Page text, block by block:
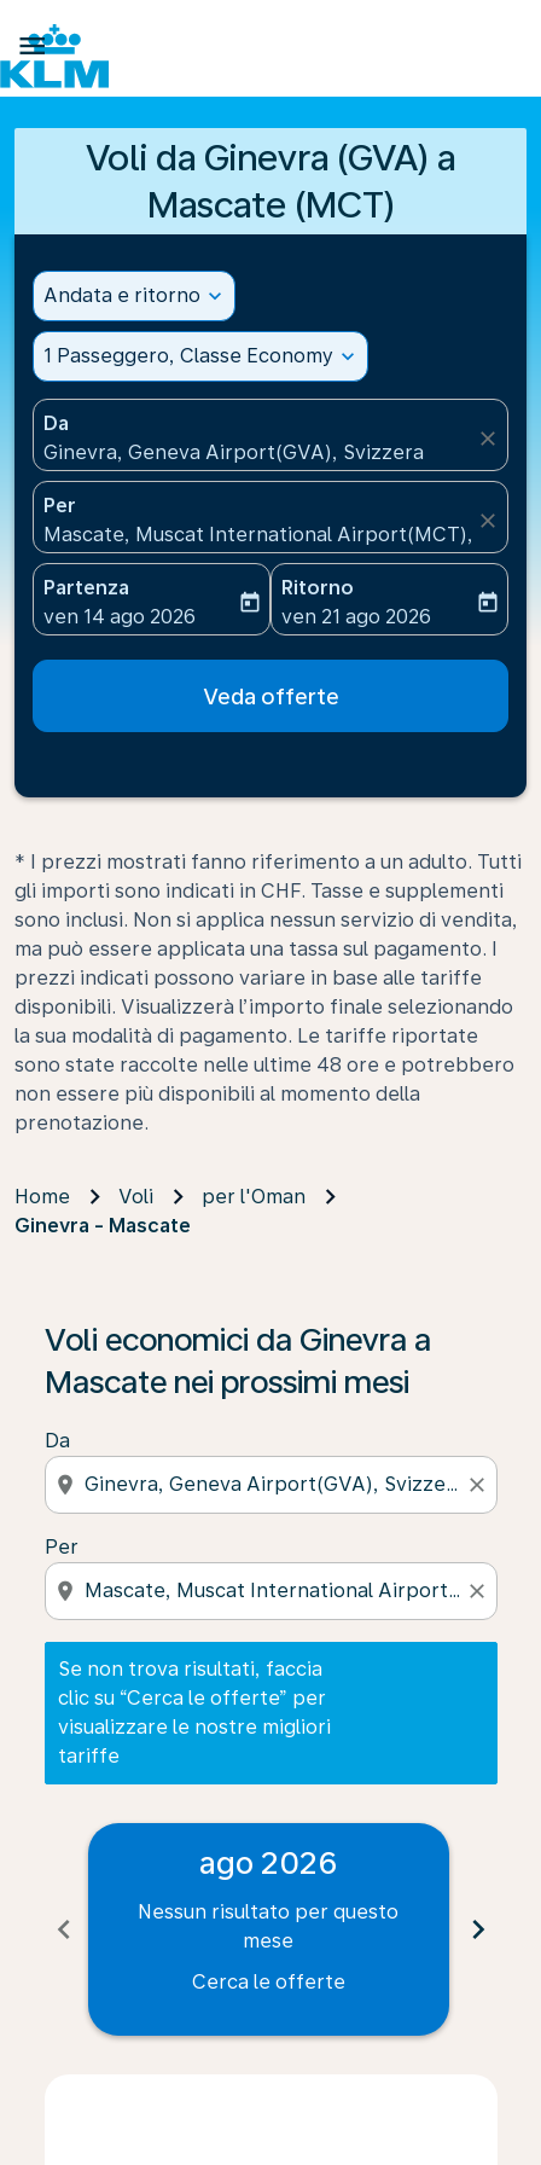

Voli da Ginevra (GVA) a
Mascate (MCT)
Andata e ritorno expand_more
1 Passeggero, Classe Economy expand_more
Da
Ginevra, Geneva Airport(GVA), Svizzera
close
Per
Mascate, Muscat International Airport(MCT), Oman
close
Partenza
fc-booking-departure-date-aria-label
ven 14 ago 2026
today
Ritorno
fc-booking-return-date-
ven 21 ago 2026
today
Veda offerte
* I prezzi mostrati fanno riferimento a un adulto. Tutti
gli importi sono indicati in CHF. Tasse e supplementi
sono inclusi. Non si applica nessun servizio di vendita,
ma può essere applicata una tassa sul pagamento. I
prezzi indicati possono variare in base alle tariffe
disponibili. Visualizzerà l’importo finale selezionando
la sua modalità di pagamento. Le tariffe riportate
sono state raccolte nelle ultime 48 ore e potrebbero
non essere più disponibili al momento della
prenotazione.
Home Voli
per l'Oman
Ginevra - Mascate
Voli economici da Ginevra a
Mascate nei prossimi mesi
Da
location_on close
Per
location_on close
Se non trova risultati, faccia
clic su “Cerca le offerte” per
visualizzare le nostre migliori
tariffe
Se non trova risultati, faccia clic su “Cerca le offerte”
chevron_left
ago 2026
Nessun risultato per questo
mese
Cerca le offerte
chevron_right